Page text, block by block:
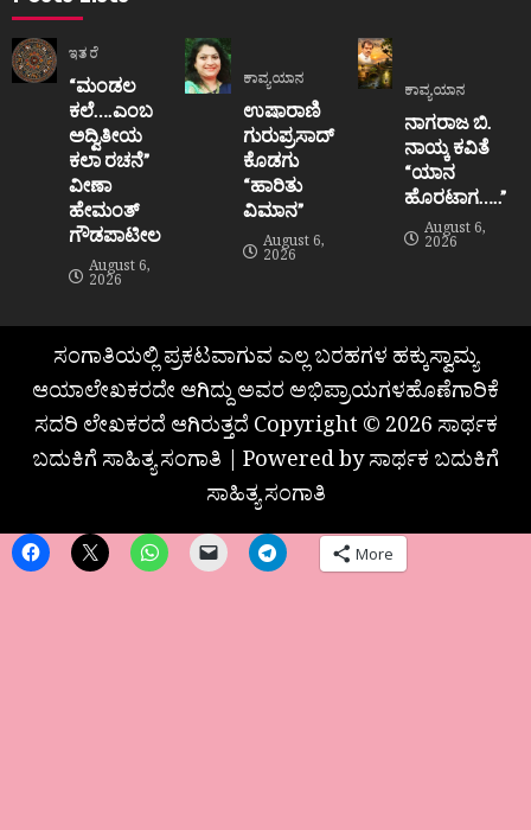
ಇತರೆ
“ಮಂಡಲ
ಕಲೆ….ಎಂಬ
ಅದ್ವಿತೀಯ
ಕಲಾ ರಚನೆ”‌
ವೀಣಾ
ಹೇಮಂತ್‌
ಗೌಡಪಾಟೀಲ
August 6,
2026
ಕಾವ್ಯಯಾನ
ಉಷಾರಾಣಿ
ಗುರುಪ್ರಸಾದ್
ಕೊಡಗು
“ಹಾರಿತು
ವಿಮಾನ”
August 6,
2026
ಕಾವ್ಯಯಾನ
ನಾಗರಾಜ ಬಿ.
ನಾಯ್ಕ ಕವಿತೆ
“ಯಾನ
ಹೊರಟಾಗ…..”
August 6,
2026
ಸಂಗಾತಿಯಲ್ಲಿ ಪ್ರಕಟವಾಗುವ ಎಲ್ಲ ಬರಹಗಳ ಹಕ್ಕುಸ್ವಾಮ್ಯ
ಆಯಾಲೇಖಕರದೇ ಆಗಿದ್ದು ಅವರ ಅಭಿಪ್ರಾಯಗಳಹೊಣೆಗಾರಿಕೆ
ಸದರಿ ಲೇಖಕರದೆ ಆಗಿರುತ್ತದೆ Copyright © 2026 ಸಾರ್ಥಕ
ಬದುಕಿಗೆ ಸಾಹಿತ್ಯ ಸಂಗಾತಿ | Powered by ಸಾರ್ಥಕ ಬದುಕಿಗೆ
ಸಾಹಿತ್ಯ ಸಂಗಾತಿ
More